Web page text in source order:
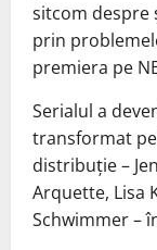
sitcom despre
prin
premiera pe
Serialul a
transformat
distribuție –
Arquette, Lisa
Schwimmer –